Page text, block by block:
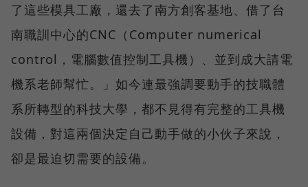
了這些模具工廠，還去了南方創客基地、借了台
南職訓中心的CNC（Computer numerical
control，電腦數值控制工具機）、並到成大請電
機系老師幫忙。」如今連最強調要動手的技職體
系所轉型的科技大學，都不見得有完整的工具機
設備，對這兩個決定自己動手做的小伙子來說，
卻是最迫切需要的設備。